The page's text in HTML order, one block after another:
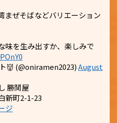
まぜそばなどバリエーション
味を生み出すか、楽しみで
👹 (@oniramen2023)August
勝鬨屋
新町2-1-23
ジ